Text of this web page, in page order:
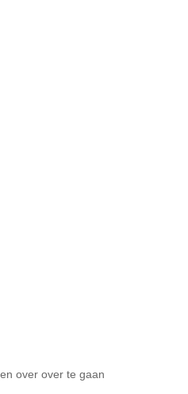
over over te gaan